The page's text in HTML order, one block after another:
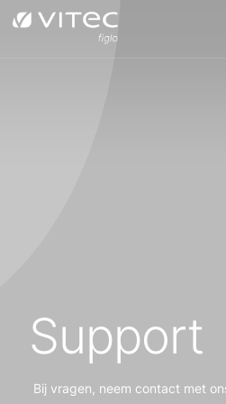
Support
Bij vragen, neem contact met